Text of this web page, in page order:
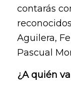
contarás
Aguilera,
Pascual
¿A quién